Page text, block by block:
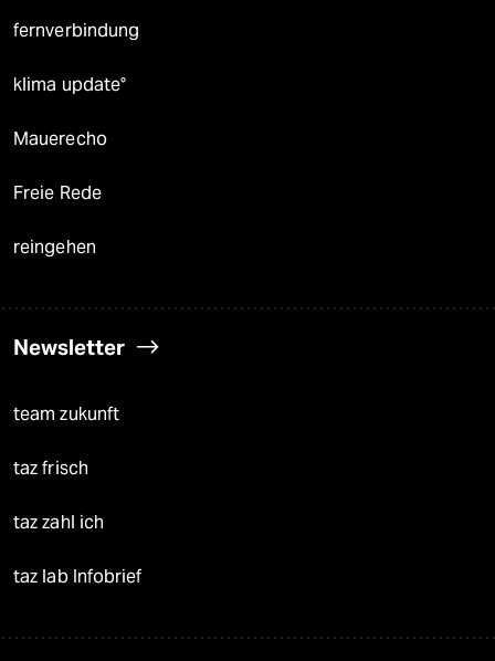
fernverbindung
klima update°
Mauerecho
Freie Rede
reingehen
Newsletter
team zukunft
taz frisch
taz zahl ich
taz lab Infobrief